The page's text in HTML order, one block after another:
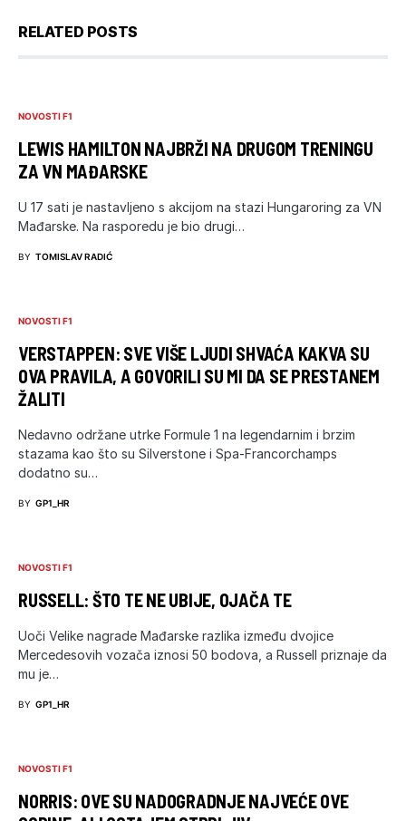
RELATED POSTS
NOVOSTI F1
LEWIS HAMILTON NAJBRŽI NA DRUGOM TRENINGU
ZA VN MAĐARSKE
U 17 sati je nastavljeno s akcijom na stazi Hungaroring za VN
Mađarske. Na rasporedu je bio drugi…
BY TOMISLAV RADIĆ
NOVOSTI F1
VERSTAPPEN: SVE VIŠE LJUDI SHVAĆA KAKVA SU
OVA PRAVILA, A GOVORILI SU MI DA SE PRESTANEM
ŽALITI
Nedavno održane utrke Formule 1 na legendarnim i brzim
stazama kao što su Silverstone i Spa-Francorchamps
dodatno su…
BY GP1_HR
NOVOSTI F1
RUSSELL: ŠTO TE NE UBIJE, OJAČA TE
Uoči Velike nagrade Mađarske razlika između dvojice
Mercedesovih vozača iznosi 50 bodova, a Russell priznaje da
mu je…
BY GP1_HR
NOVOSTI F1
NORRIS: OVE SU NADOGRADNJE NAJVEĆE OVE